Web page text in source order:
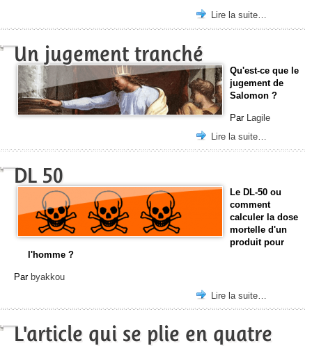
Lire la suite…
Un jugement tranché
Qu'est-ce que le
jugement de
Salomon ?
Par Lagile
Lire la suite…
DL 50
Le DL-50 ou
comment
calculer la dose
mortelle d'un
produit pour
l'homme ?
Par byakkou
Lire la suite…
L'article qui se plie en quatre